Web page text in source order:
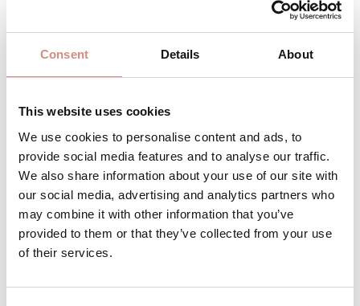
Consent Details About
This website uses cookies
We use cookies to personalise content and ads, to
provide social media features and to analyse our traffic.
We also share information about your use of our site with
our social media, advertising and analytics partners who
may combine it with other information that you’ve
provided to them or that they’ve collected from your use
of their services.
DAS WOHLFÜHLPAKET FÜR DICH UND
Kein zusätzlicher Wetterschutz für dein Baby nötig
Perfekte Passform für deine sich verändernde Figur
Nutze deine Jacke ab dem 6. Schwangerschaftsmonat
Trage dein Baby unter der Jacke bis zum 2. Lebensjahr
BESCHREIBUNG